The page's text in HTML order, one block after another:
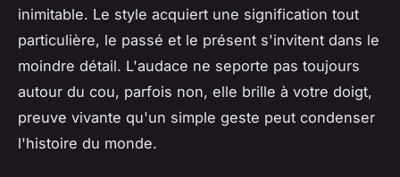
inimitable. Le style acquiert une signification tout
particulière, le passé et le présent s'invitent dans le
moindre détail. L'audace ne seporte pas toujours
autour du cou, parfois non, elle brille à votre doigt,
preuve vivante qu'un simple geste peut condenser
l'histoire du monde.